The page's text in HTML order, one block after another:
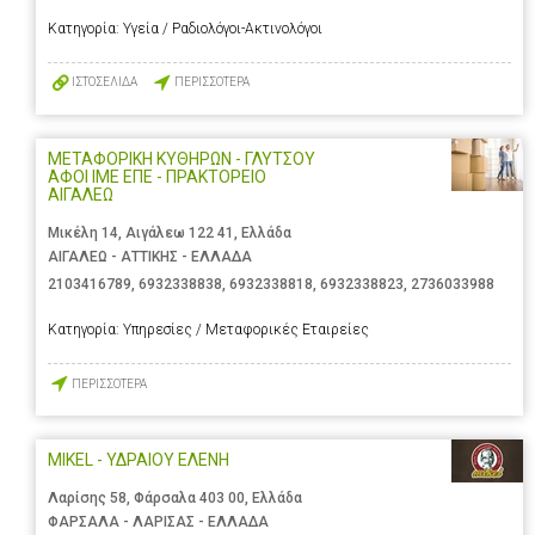
Κατηγορία: Υγεία / Ραδιολόγοι-Ακτινολόγοι
ΙΣΤΟΣΕΛΙΔΑ ΠΕΡΙΣΣΟΤΕΡΑ
ΜΕΤΑΦΟΡΙΚΗ ΚΥΘΗΡΩΝ - ΓΛΥΤΣΟΥ
ΑΦΟΙ ΙΜΕ ΕΠΕ - ΠΡΑΚΤΟΡΕΙΟ
ΑΙΓΑΛΕΩ
Μικέλη 14, Αιγάλεω 122 41, Ελλάδα
ΑΙΓΑΛΕΩ - ΑΤΤΙΚΗΣ - ΕΛΛΑΔΑ
2103416789 6932338838 6932338818 6932338823 2736033988
Κατηγορία: Υπηρεσίες / Μεταφορικές Εταιρείες
ΠΕΡΙΣΣΟΤΕΡΑ
MIKEL - ΥΔΡΑΙΟΥ ΕΛΕΝΗ
Λαρίσης 58, Φάρσαλα 403 00, Ελλάδα
ΦΑΡΣΑΛΑ - ΛΑΡΙΣΑΣ - ΕΛΛΑΔΑ